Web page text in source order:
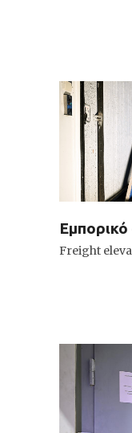
Εμπορικό
Freight